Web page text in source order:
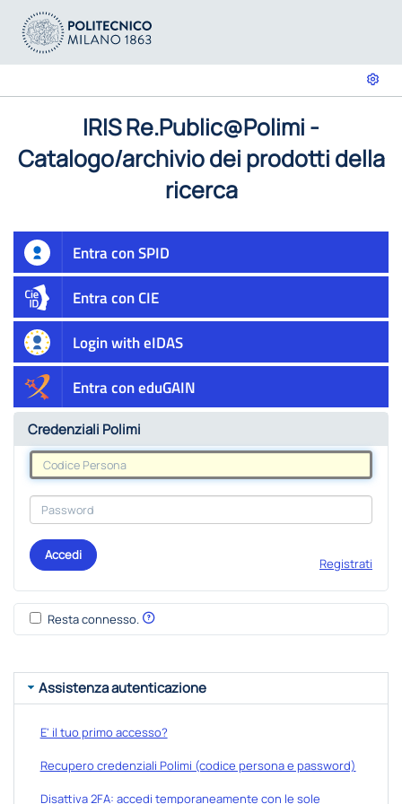
IRIS Re.Public@Polimi -
Catalogo/archivio dei prodotti della
ricerca
Entra con SPID
Entra con CIE
Login with eIDAS
Entra con eduGAIN
Credenziali Polimi
Accedi
Registrati
Resta connesso.
Assistenza autenticazione
E' il tuo primo accesso?
Recupero credenziali Polimi (codice persona e password)
Disattiva 2FA: accedi temporaneamente con le sole